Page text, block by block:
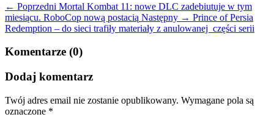
← Poprzedni Mortal Kombat 11: nowe DLC zadebiutuje w tym
miesiącu. RoboCop nową postacią Następny → Prince of Persia
Redemption – do sieci trafiły materiały z anulowanej części serii
Komentarze (0)
Dodaj komentarz
Twój adres email nie zostanie opublikowany. Wymagane pola są
oznaczone *